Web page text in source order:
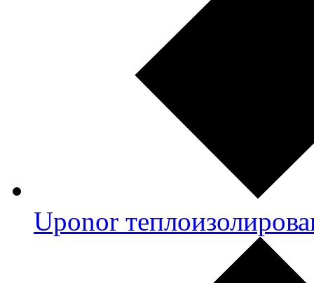
Uponor